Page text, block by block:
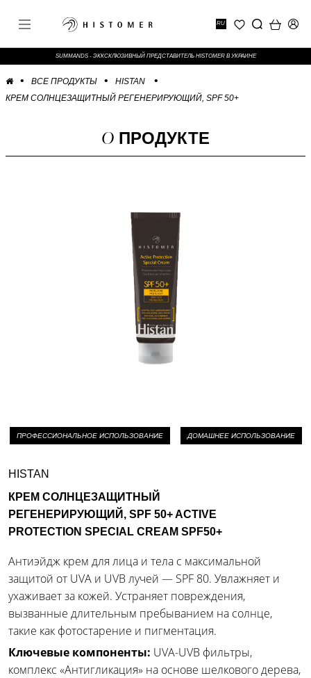
RU
SUMMANDS - ЭККСКЛЮЗИВНЫЙ ПРЕДСТАВИТЕЛЬ HISTOMER В УКРАИНЕ
ВСЕ ПРОДУКТЫ
HISTAN
КРЕМ СОЛНЦЕЗАЩИТНЫЙ РЕГЕНЕРИРУЮЩИЙ, SPF 50+
О ПРОДУКТЕ
ПРОФЕССИОНАЛЬНОЕ ИСПОЛЬЗОВАНИЕ ДОМАШНЕЕ ИСПОЛЬЗОВАНИЕ
HISTAN
КРЕМ СОЛНЦЕЗАЩИТНЫЙ
РЕГЕНЕРИРУЮЩИЙ, SPF 50+ ACTIVE
PROTECTION SPECIAL CREAM SPF50+
Антиэйдж крем для лица и тела с максимальной
защитой от UVA и UVB лучей — SPF 80. Увлажняет и
ухаживает за кожей. Устраняет повреждения,
вызванные длительным пребыванием на солнце,
такие как фотостарение и пигментация.
Ключевые компоненты: UVA-UVB фильтры,
комплекс «Антигликация» на основе шелкового дерева,